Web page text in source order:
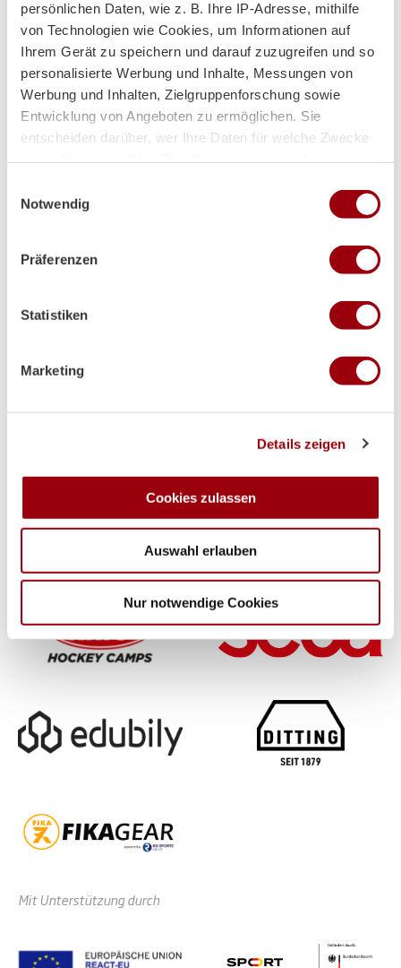
persönlichen Daten, wie z. B. Ihre IP-Adresse, mithilfe
von Technologien wie Cookies, um Informationen auf
Ihrem Gerät zu speichern und darauf zuzugreifen und so
personalisierte Werbung und Inhalte, Messungen von
Werbung und Inhalten, Zielgruppenforschung sowie
Entwicklung von Angeboten zu ermöglichen. Sie
entscheiden darüber, wer Ihre Daten für welche Zwecke
Trigger Symbol ändern oder widerrufen
Informationen über Ihre geografische Lage erfassen,
Ihr Gerät durch aktives Scannen nach bestimmten
Merkmalen (Fingerprinting) identifizieren
verarbeitet werden, und legen Sie Ihre Präferenzen im
Abschnitt Einzelheiten
personalisieren, Funktionen für soziale Medien anbieten
soziale Medien, Werbung und Analysen weiter. Unsere
Partner führen diese Informationen möglicherweise mit
weiteren Daten zusammen, die Sie ihnen bereitgestellt
haben oder die sie im Rahmen Ihrer Nutzung der Dienste
Notwendig
Präferenzen
Statistiken
Marketing
Details zeigen
Cookies zulassen
Auswahl erlauben
Nur notwendige Cookies
Supplier
Mit Unterstützung durch